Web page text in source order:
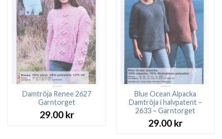
Damtröja Renee 2627
Garntorget
29.00 kr
Blue Ocean Alpacka
Damtröja i halvpatent –
2633 – Garntorget
29.00 kr